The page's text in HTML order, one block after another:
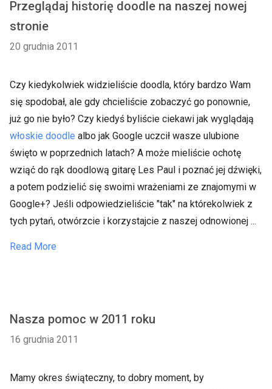
Przeglądaj historię doodle na naszej nowej
stronie
20 grudnia 2011
Czy kiedykolwiek widzieliście doodla, który bardzo Wam
się spodobał, ale gdy chcieliście zobaczyć go ponownie,
już go nie było? Czy kiedyś byliście ciekawi jak wyglądają
włoskie doodle albo jak Google uczcił wasze ulubione
święto w poprzednich latach? A może mieliście ochotę
wziąć do rąk doodlową gitarę Les Paul i poznać jej dźwięki,
a potem podzielić się swoimi wrażeniami ze znajomymi w
Google+? Jeśli odpowiedzieliście "tak" na którekolwiek z
tych pytań, otwórzcie i korzystajcie z naszej odnowionej ...
Read More
Nasza pomoc w 2011 roku
16 grudnia 2011
Mamy okres świąteczny, to dobry moment, by